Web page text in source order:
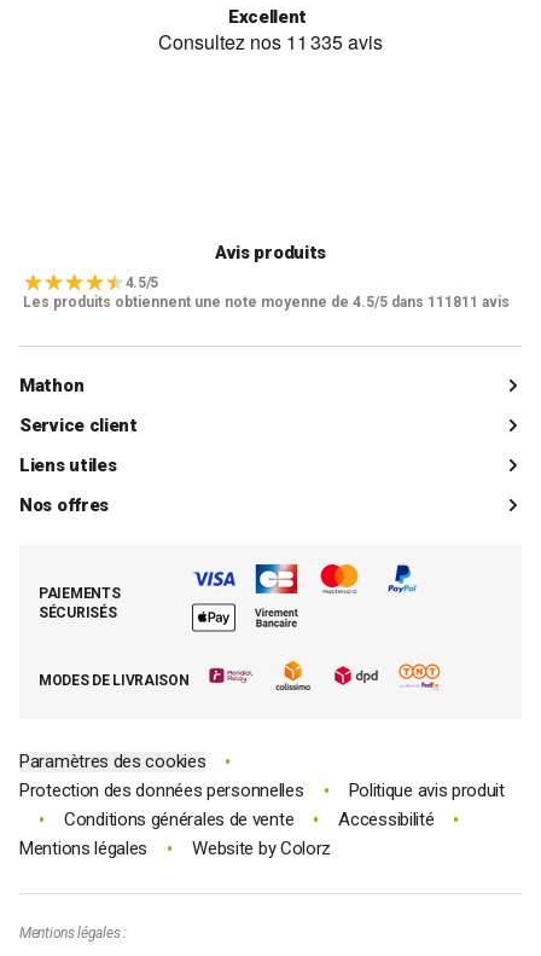
Excellent
Avis produits
4.5/5
Les produits obtiennent une note moyenne de 4.5/5 dans 111811 avis
Mathon
Qui sommes-nous ?
Catalogue
La boutique de Saint-Marcellin
La presse parle de Mathon
Service client
Livraisons
Paiements
Demande de rétractation
Liens utiles
Mon compte client
Retrouver (ou activer) mon compte client
Nos offres
Nos best-sellers pâtisserie
Moins cher par lot
PAIEMENTS
SÉCURISÉS
MODES DE LIVRAISON
Paramètres des cookies •
Protection des données personnelles • Politique avis produit
• Conditions générales de vente • Accessibilité •
Mentions légales • Website byColorz
Mentions légales :